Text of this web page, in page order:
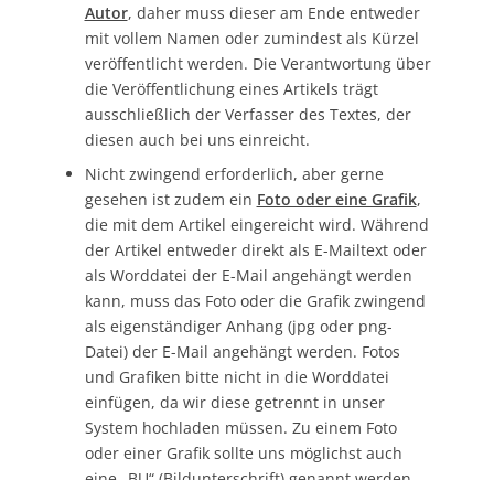
Autor, daher muss dieser am Ende entweder
mit vollem Namen oder zumindest als Kürzel
veröffentlicht werden. Die Verantwortung über
die Veröffentlichung eines Artikels trägt
ausschließlich der Verfasser des Textes, der
diesen auch bei uns einreicht.
Nicht zwingend erforderlich, aber gerne
gesehen ist zudem ein Foto oder eine Grafik,
die mit dem Artikel eingereicht wird. Während
der Artikel entweder direkt als E-Mailtext oder
als Worddatei der E-Mail angehängt werden
kann, muss das Foto oder die Grafik zwingend
als eigenständiger Anhang (jpg oder png-
Datei) der E-Mail angehängt werden. Fotos
und Grafiken bitte nicht in die Worddatei
einfügen, da wir diese getrennt in unser
System hochladen müssen. Zu einem Foto
oder einer Grafik sollte uns möglichst auch